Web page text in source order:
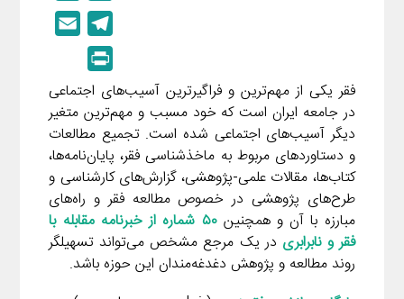
o
p
y
L
i
n
k
i
n
e
d
I
n
e
l
e
g
r
a
m
i
l
r
i
n
t
فقر یکی از مهم‌ترین و فراگیرترین آسیب‌های اجتماعی
در جامعه ایران است که خود مسبب و مهم‌ترین متغیر
دیگر آسیب‌های اجتماعی شده است. تجمیع مطالعات
و دستاوردهای مربوط به ماخذشناسی فقر، پایان‌نامه‌ها،
کتاب‌ها، مقالات علمی-پژوهشی، گزارش‌های کارشناسی و
طرح‌های پژوهشی در خصوص مطالعه فقر و راه‌های
مبارزه با آن و همچنین
۵۰ شماره از خبرنامه مقابله با
فقر و نابرابری در یک مرجع مشخص می‌تواند تسهیلگر
روند مطالعه و پژوهش دغدغه‌مندان این حوزه باشد.